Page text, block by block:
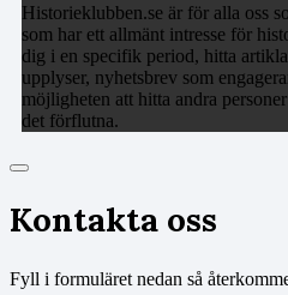
Historieklubben.se är för alla oss
som har ett allmänt intresse för
dig i en specifik period, hitta
upplyser, nyhetsbrev som
möjligheten att hitta andra
det förflutna.
Kontakta oss
Fyll i formuläret nedan så